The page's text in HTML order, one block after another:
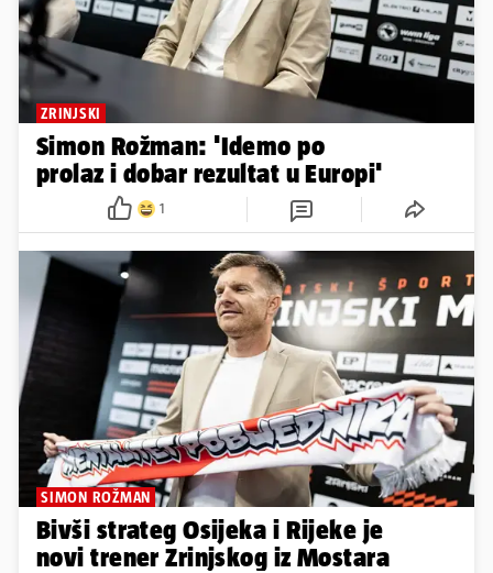
ZRINJSKI
Simon Rožman: 'Idemo po
prolaz i dobar rezultat u Europi'
1
SIMON ROŽMAN
Bivši strateg Osijeka i Rijeke je
novi trener Zrinjskog iz Mostara